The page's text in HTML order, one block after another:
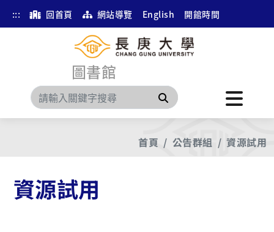
::: 回首頁 網站導覽 English 開館時間
圖書館
搜尋
首頁 公告群組 資源試用
資源試用